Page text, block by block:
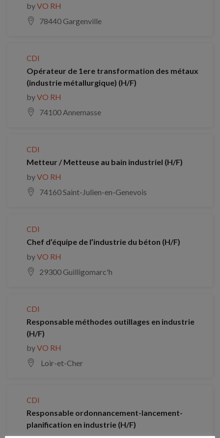
byVO RH
78440 Gargenville
CDI
Opérateur de 1ere transformation des métaux
(industrie métallurgique) (H/F)
byVO RH
74100 Annemasse
CDI
Metteur / Metteuse au bain industriel (H/F)
byVO RH
74160 Saint-Julien-en-Genevois
CDI
Chef d’équipe de l’industrie du béton (H/F)
byVO RH
29300 Guilligomarc'h
CDI
Responsable méthodes outillages en industrie
(H/F)
byVO RH
Loir-et-Cher
CDI
Responsable ordonnancement-lancement-
planification en industrie (H/F)